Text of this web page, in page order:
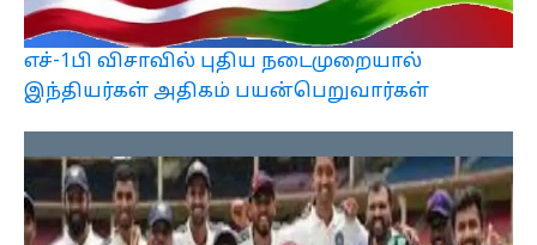
எச்-1பி விசாவில் புதிய நடைமுறையால்
இந்தியர்கள் அதிகம் பயன்பெறுவார்கள்